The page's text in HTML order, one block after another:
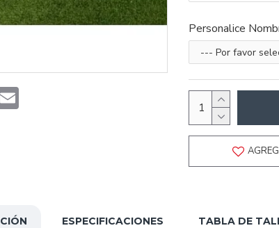
Email
Personalice
ESPECIFICACIONES TABLA DE